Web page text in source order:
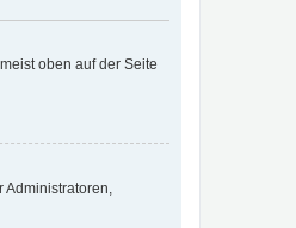
oben auf der Seite
Administratoren,